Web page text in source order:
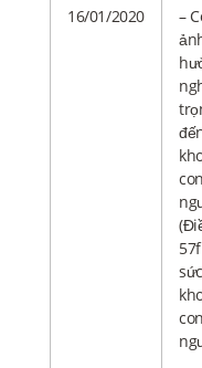
16/01/2020
–
sức